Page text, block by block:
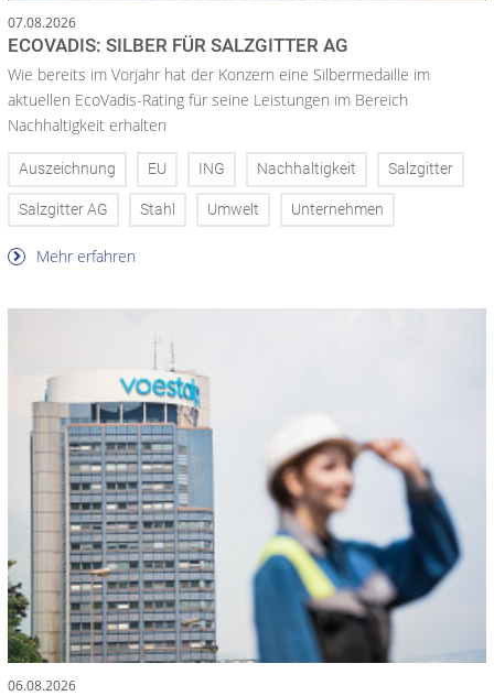
07.08.2026
ECOVADIS: SILBER FÜR SALZGITTER AG
Wie bereits im Vorjahr hat der Konzern eine Silbermedaille im
aktuellen EcoVadis-Rating für seine Leistungen im Bereich
Nachhaltigkeit erhalten
Auszeichnung EU ING Nachhaltigkeit Salzgitter
Salzgitter AG Stahl Umwelt Unternehmen
Mehr erfahren
06.08.2026